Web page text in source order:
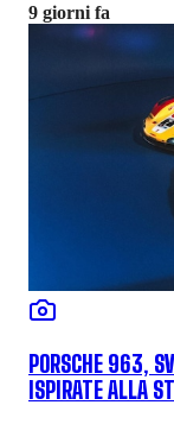
9 giorni fa
PORSCHE 963,
ISPIRATE ALLA